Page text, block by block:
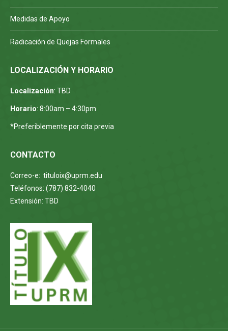
Medidas de Apoyo
Radicación de Quejas Formales
LOCALIZACIÓN Y HORARIO
Localización: TBD
Horario: 8:00am – 4:30pm
*Preferiblemente por cita previa
CONTACTO
Correo-e: tituloix@uprm.edu
Teléfonos: (787) 832-4040
Extensión: TBD